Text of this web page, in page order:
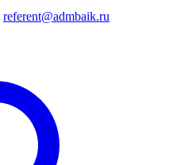
referent@admbaik.ru